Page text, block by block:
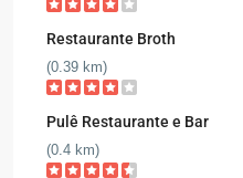
Restaurante Broth
(0.39 km)
Pulê Restaurante e Bar
(0.4 km)